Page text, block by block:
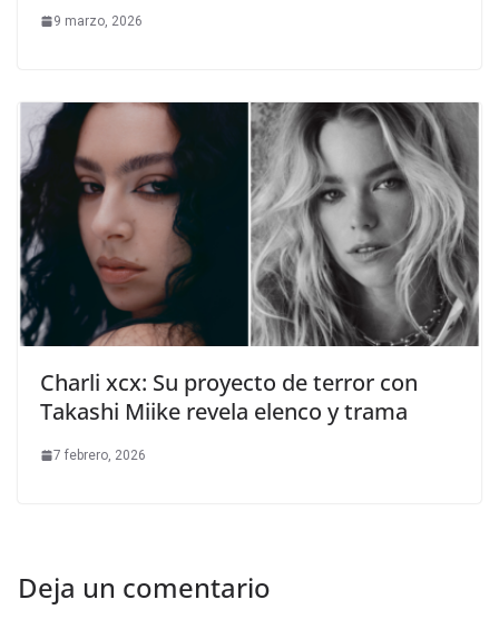
9 marzo, 2026
Charli xcx: Su proyecto de terror con
Takashi Miike revela elenco y trama
7 febrero, 2026
Deja un comentario